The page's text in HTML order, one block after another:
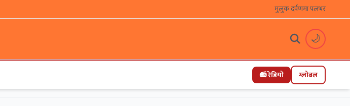
मुलुक दर्पणमा पलभर
🌙
📻 रेडियो ग्लोबल